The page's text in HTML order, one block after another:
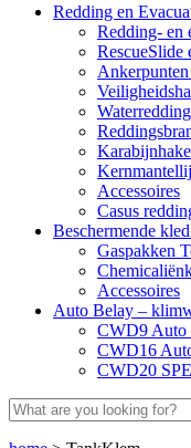
Redding en
Redding- en
RescueSlide
Accessoires
Casus
Beschermende
Gaspakken
Accessoires
Auto Belay –
CWD9 Auto
CWD16
CWD20